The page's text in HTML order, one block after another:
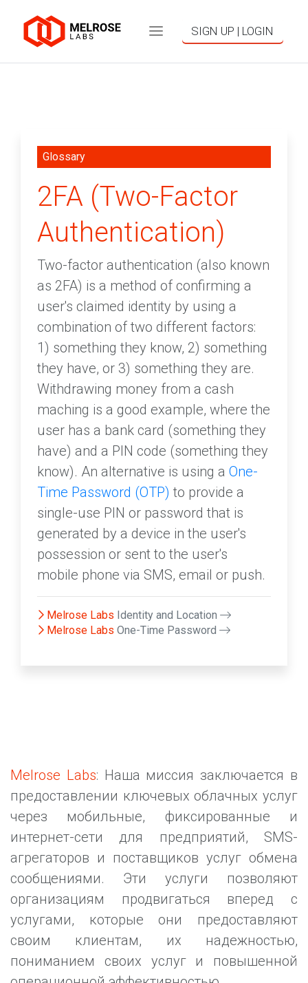
SIGN UP | LOGIN
Glossary
2FA (Two-Factor
Authentication)
Two-factor authentication (also known
as 2FA) is a method of confirming a
user's claimed identity by using a
combination of two different factors:
1) something they know, 2) something
they have, or 3) something they are.
Withdrawing money from a cash
maching is a good example, where the
user has a bank card (something they
have) and a PIN code (something they
know). An alternative is using a One-
Time Password (OTP) to provide a
single-use PIN or password that is
generated by a device in the user's
possession or sent to the user's
mobile phone via SMS, email or push.
Melrose Labs Identity and Location
Melrose Labs One-Time Password
Melrose Labs: Наша миссия заключается в
предоставлении ключевых облачных услуг
через мобильные, фиксированные и
интернет-сети для предприятий, SMS-
агрегаторов и поставщиков услуг обмена
сообщениями. Эти услуги позволяют
организациям продвигаться вперед с
услугами, которые они предоставляют
своим клиентам, их надежностью,
пониманием своих услуг и повышенной